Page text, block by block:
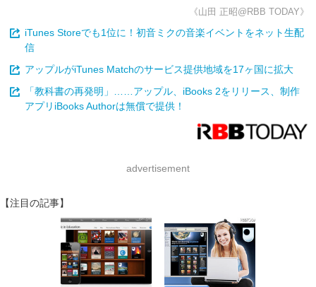
《山田 正昭@RBB TODAY》
iTunes Storeでも1位に！初音ミクの音楽イベントをネット生配
信
アップルがiTunes Matchのサービス提供地域を17ヶ国に拡大
「教科書の再発明」……アップル、iBooks 2をリリース、制作
アプリiBooks Authorは無償で提供！
advertisement
【注目の記事】